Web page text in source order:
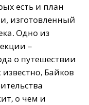
есть и план
изготовленный
Одно из
–
о путешествии
Байков
о чем и